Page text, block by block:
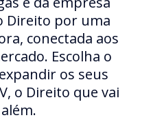
Direito por uma
conectada aos
Escolha o
os seus
o Direito que vai